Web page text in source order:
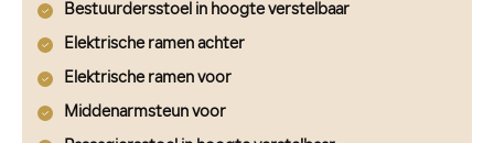
Bestuurdersstoel in hoogte verstelbaar
Elektrische ramen achter
Elektrische ramen voor
Middenarmsteun voor